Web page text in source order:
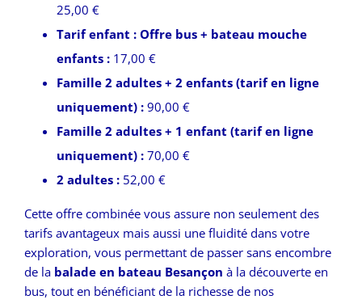
25,00 €
Tarif enfant : Offre bus + bateau mouche
enfants : 17,00 €
Famille 2 adultes + 2 enfants (tarif en ligne
uniquement) : 90,00 €
Famille 2 adultes + 1 enfant (tarif en ligne
uniquement) : 70,00 €
2 adultes : 52,00 €
Cette offre combinée vous assure non seulement des
tarifs avantageux mais aussi une fluidité dans votre
exploration, vous permettant de passer sans encombre
de la balade en bateau Besançon à la découverte en
bus, tout en bénéficiant de la richesse de nos